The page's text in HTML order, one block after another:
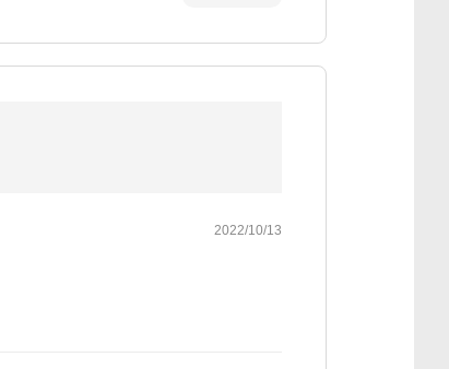
2022/10/13